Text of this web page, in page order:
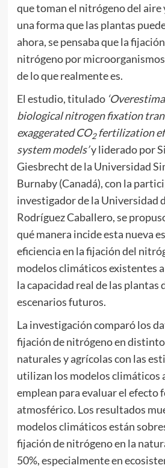
que toman el nitrógeno del
una forma que las plantas
ahora, se pensaba que la
nitrógeno por
de lo que realmente es.
El estudio, titulado
biological nitrogen fixation
exaggerated CO2fertilization
system models’y liderado por
Giesbrecht de la Universidad
Burnaby (Canadá), con la
investigador de la Universidad
Rodríguez Caballero, se
qué manera incide esta nueva
eficiencia en la fijación del
modelos climáticos existentes
la capacidad real de las plantas
escenarios futuros.
La investigación comparó los
fijación de nitrógeno en
naturales y agrícolas con las
utilizan los modelos climáticos
emplean para evaluar el efecto
atmosférico. Los resultados
modelos climáticos están
fijación de nitrógeno en la
50%, especialmente en